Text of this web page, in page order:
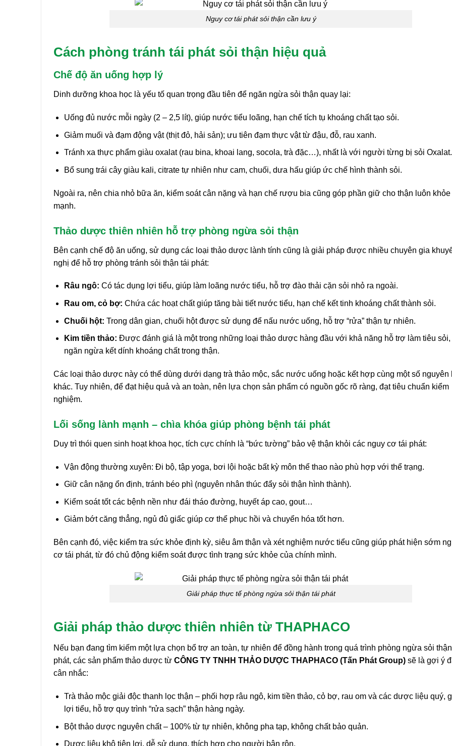
Nguy cơ tái phát sỏi thận cần lưu ý
Cách phòng tránh tái phát sỏi thận hiệu quả
Chế độ ăn uống hợp lý
Dinh dưỡng khoa học là yếu tố quan trọng đầu tiên để ngăn ngừa sỏi thận quay lại:
Uống đủ nước mỗi ngày (2 – 2,5 lít), giúp nước tiểu loãng, hạn chế tích tụ khoáng chất tạo sỏi.
Giảm muối và đạm động vật (thịt đỏ, hải sản); ưu tiên đạm thực vật từ đậu, đỗ, rau xanh.
Tránh xa thực phẩm giàu oxalat (rau bina, khoai lang, socola, trà đặc…), nhất là với người từng bị sỏi Oxalat.
Bổ sung trái cây giàu kali, citrate tự nhiên như cam, chuối, dưa hấu giúp ức chế hình thành sỏi.
Ngoài ra, nên chia nhỏ bữa ăn, kiểm soát cân nặng và hạn chế rượu bia cũng góp phần giữ cho thận luôn khỏe
mạnh.
Thảo dược thiên nhiên hỗ trợ phòng ngừa sỏi thận
Bên cạnh chế độ ăn uống, sử dụng các loại thảo dược lành tính cũng là giải pháp được nhiều chuyên gia
nghị để hỗ trợ phòng tránh sỏi thận tái phát:
Râu ngô: Có tác dụng lợi tiểu, giúp làm loãng nước tiểu, hỗ trợ đào thải cặn sỏi nhỏ ra ngoài.
Rau om, cỏ bợ: Chứa các hoạt chất giúp tăng bài tiết nước tiểu, hạn chế kết tinh khoáng chất thành sỏi.
Chuối hột: Trong dân gian, chuối hột được sử dụng để nấu nước uống, hỗ trợ “rửa” thận tự nhiên.
Kim tiền thảo: Được đánh giá là một trong những loại thảo dược hàng đầu với khả năng hỗ trợ làm tiêu sỏi,
ngăn ngừa kết dính khoáng chất trong thận.
Các loại thảo dược này có thể dùng dưới dạng trà thảo mộc, sắc nước uống hoặc kết hợp cùng một số nguyên
khác. Tuy nhiên, để đạt hiệu quả và an toàn, nên lựa chọn sản phẩm có nguồn gốc rõ ràng, đạt tiêu chuẩn kiểm
nghiệm.
Lối sống lành mạnh – chìa khóa giúp phòng bệnh tái phát
Duy trì thói quen sinh hoạt khoa học, tích cực chính là “bức tường” bảo vệ thận khỏi các nguy cơ tái phát:
Vận động thường xuyên: Đi bộ, tập yoga, bơi lội hoặc bất kỳ môn thể thao nào phù hợp với thể trạng.
Giữ cân nặng ổn định, tránh béo phì (nguyên nhân thúc đẩy sỏi thận hình thành).
Kiểm soát tốt các bệnh nền như đái tháo đường, huyết áp cao, gout…
Giảm bớt căng thẳng, ngủ đủ giấc giúp cơ thể phục hồi và chuyển hóa tốt hơn.
Bên cạnh đó, việc kiểm tra sức khỏe định kỳ, siêu âm thận và xét nghiệm nước tiểu cũng giúp phát hiện sớm
cơ tái phát, từ đó chủ động kiểm soát được tình trạng sức khỏe của chính mình.
Giải pháp thực tế phòng ngừa sỏi thận tái phát
Giải pháp thảo dược thiên nhiên từ THAPHACO
Nếu bạn đang tìm kiếm một lựa chọn bổ trợ an toàn, tự nhiên để đồng hành trong quá trình phòng ngừa sỏi
phát, các sản phẩm thảo dược từ CÔNG TY TNHH THẢO DƯỢC THAPHACO (Tấn Phát Group) sẽ là gợi ý
cân nhắc:
Trà thảo mộc giải độc thanh lọc thận – phối hợp râu ngô, kim tiền thảo, cỏ bợ, rau om và các dược liệu quý,
lợi tiểu, hỗ trợ quy trình “rửa sạch” thận hàng ngày.
Bột thảo dược nguyên chất – 100% từ tự nhiên, không pha tạp, không chất bảo quản.
Dược liệu khô tiện lợi, dễ sử dụng, thích hợp cho người bận rộn.